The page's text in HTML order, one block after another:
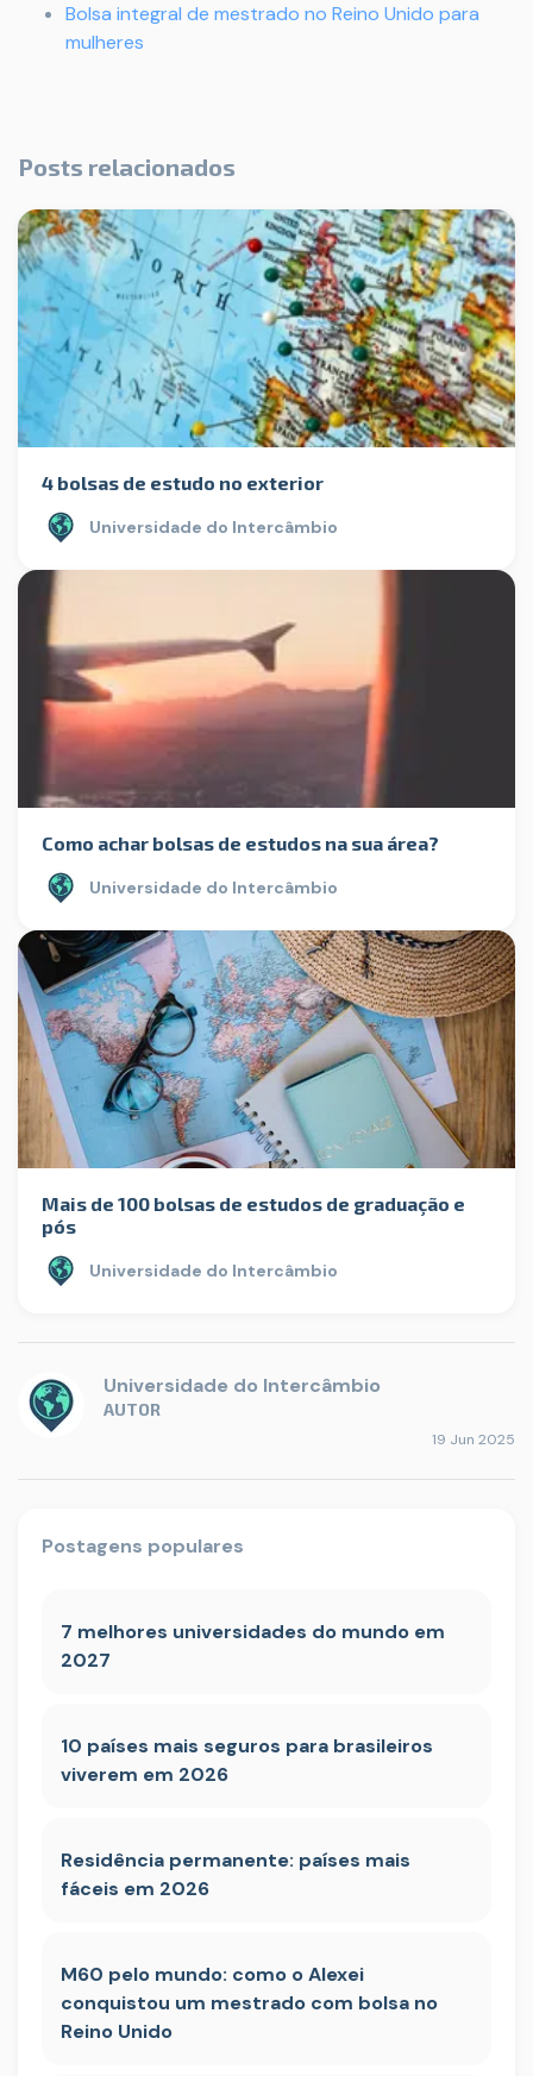
Bolsa integral de mestrado no Reino Unido para
mulheres
Posts relacionados
4 bolsas de estudo no exterior
Universidade do Intercâmbio
Como achar bolsas de estudos na sua área?
Universidade do Intercâmbio
Mais de 100 bolsas de estudos de graduação e
pós
Universidade do Intercâmbio
Universidade do Intercâmbio
AUTOR
19 Jun 2025
Postagens populares
7 melhores universidades do mundo em
2027
10 países mais seguros para brasileiros
viverem em 2026
Residência permanente: países mais
fáceis em 2026
M60 pelo mundo: como o Alexei
conquistou um mestrado com bolsa no
Reino Unido